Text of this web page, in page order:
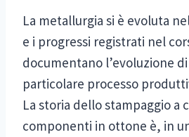
La metallurgia si è evoluta
e i progressi registrati nel
documentano l’evoluzione
particolare processo
La storia dello stampaggio a
componenti in ottone è, in